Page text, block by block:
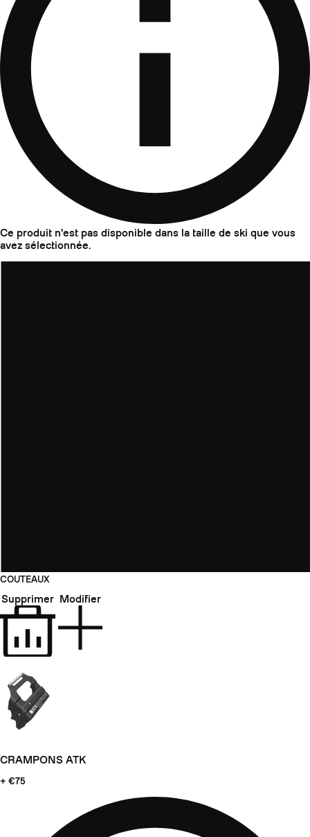
Ce produit n'est pas disponible dans la taille de ski que vous
avez sélectionnée.
COUTEAUX
Supprimer Modifier
CRAMPONS ATK
+ €75